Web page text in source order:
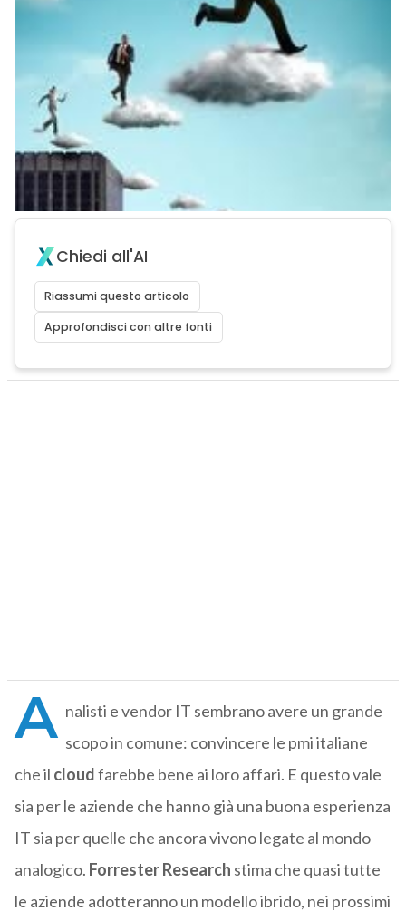
Chiedi all'AI
Riassumi questo articolo
Approfondisci con altre fonti
A nalisti e vendor IT sembrano avere un grande
scopo in comune: convincere le pmi italiane
che il cloudfarebbe bene ai loro affari. E questo vale
sia per le aziende che hanno già una buona esperienza
IT sia per quelle che ancora vivono legate al mondo
analogico. Forrester Research stima che quasi tutte
le aziende adotteranno un modello ibrido, nei prossimi